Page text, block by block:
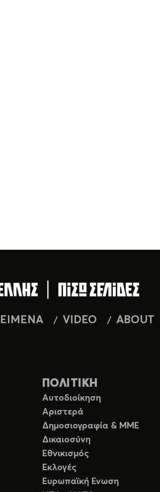
VIDEO ABOUT
ΠΟΛΙΤΙΚΗ
Αυτοδιοίκηση
Αριστερά
Δημοσιογραφία & ΜΜΕ
Δικαιοσύνη
Εθνικισμός
Εκλογές
Ευρωπαϊκή Ενωση